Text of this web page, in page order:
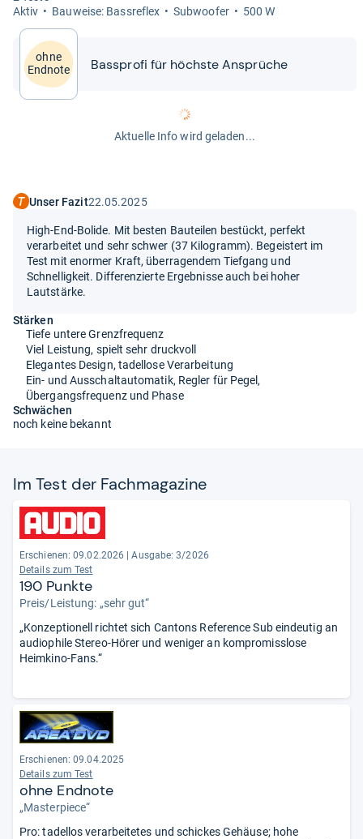
Aktiv
Bau­weise: Bass­re­flex Sub­woofer 500 W
ohne
Endnote
Bass­profi für höchste Ansprü­che
Aktuelle Info wird geladen...
Unser Fazit22.05.2025
High-End-Bolide. Mit besten Bauteilen bestückt, perfekt
verarbeitet und sehr schwer (37 Kilogramm). Begeistert im
Test mit enormer Kraft, überragendem Tiefgang und
Schnelligkeit. Differenzierte Ergebnisse auch bei hoher
Lautstärke.
Stärken
Tiefe untere Grenzfrequenz
Viel Leistung, spielt sehr druckvoll
Elegantes Design, tadellose Verarbeitung
Ein- und Ausschaltautomatik, Regler für Pegel,
Übergangsfrequenz und Phase
Schwächen
noch keine bekannt
Im Test der Fach­ma­ga­zine
Erschienen:09.02.2026 | Ausgabe: 3/2026
Details zum Test
190 Punkte
Preis/Leistung: „sehr gut“
„Konzeptionell richtet sich Cantons Reference Sub eindeutig an
audiophile Stereo-Hörer und weniger an kompromisslose
Heimkino-Fans.“
Erschienen: 09.04.2025
Details zum Test
ohne Endnote
„Masterpiece“
Pro: tadellos verarbeitetes und schickes Gehäuse; hohe